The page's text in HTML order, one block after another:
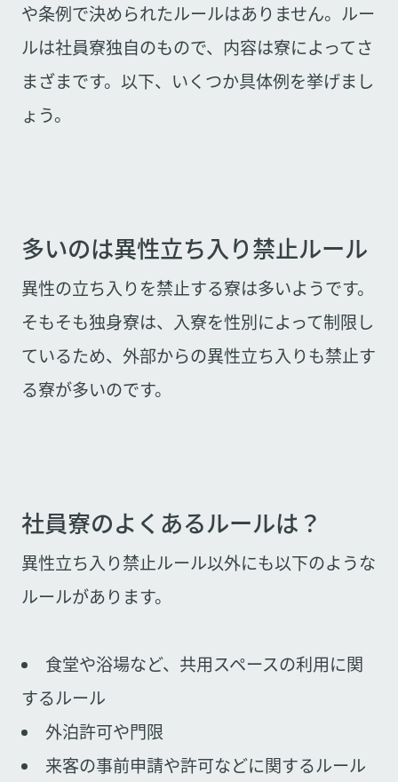
や条例で決められたルールはありません。ルー
ルは社員寮独自のもので、内容は寮によってさ
まざまです。以下、いくつか具体例を挙げまし
ょう。
多いのは異性立ち入り禁止ルール
異性の立ち入りを禁止する寮は多いようです。
そもそも独身寮は、入寮を性別によって制限し
ているため、外部からの異性立ち入りも禁止す
る寮が多いのです。
社員寮のよくあるルールは？
異性立ち入り禁止ルール以外にも以下のような
ルールがあります。
食堂や浴場など、共用スペースの利用に関
するルール
外泊許可や門限
来客の事前申請や許可などに関するルール